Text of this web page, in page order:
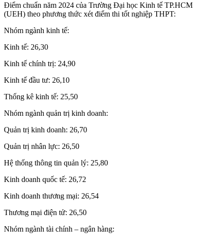
Điểm chuẩn năm 2024 của Trường Đại học Kinh tế TP.HCM
(UEH) theo phương thức xét điểm thi tốt nghiệp THPT:
Nhóm ngành kinh tế:
Kinh tế: 26,30
Kinh tế chính trị: 24,90
Kinh tế đầu tư: 26,10
Thống kê kinh tế: 25,50
Nhóm ngành quản trị kinh doanh:
Quản trị kinh doanh: 26,70
Quản trị nhân lực: 26,50
Hệ thống thông tin quản lý: 25,80
Kinh doanh quốc tế: 26,72
Kinh doanh thương mại: 26,54
Thương mại điện tử: 26,50
Nhóm ngành tài chính – ngân hàng: